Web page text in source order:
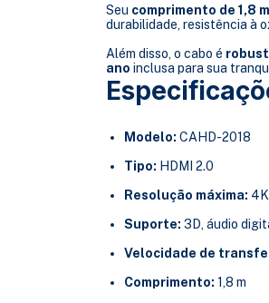
Seu comprimento de 1,8 m
durabilidade, resistência à
Além disso, o cabo é
ano inclusa para sua
Modelo: CAHD-2018
Tipo: HDMI 2.0
Resolução máxima:
Suporte: 3D, áudio
Velocidade de
Comprimento: 1,8 m